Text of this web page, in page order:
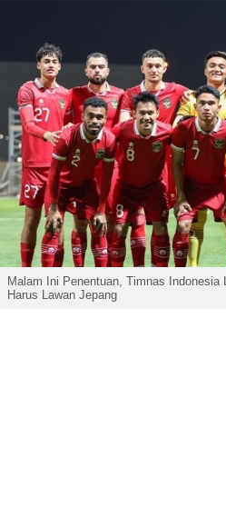
Malam Ini Penentuan, Timnas Indonesia
Harus Lawan Jepang